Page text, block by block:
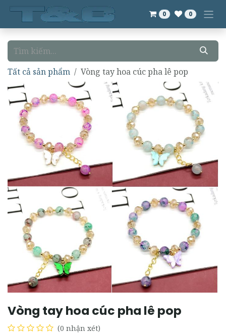
Bỏ qua để đến Nội dung
0 0
Tất cả sản phẩm Vòng tay hoa cúc pha lê pop
Vòng tay hoa cúc pha lê pop
(0 nhận xét)